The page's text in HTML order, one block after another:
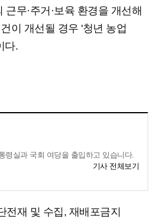
무·주거·보육 환경을 개선해
이 개선될 경우 '청년 농업
다.
령실과 국회 여당을 출입하고 있습니다.
기사 전체보기
전재 및 수집, 재배포금지